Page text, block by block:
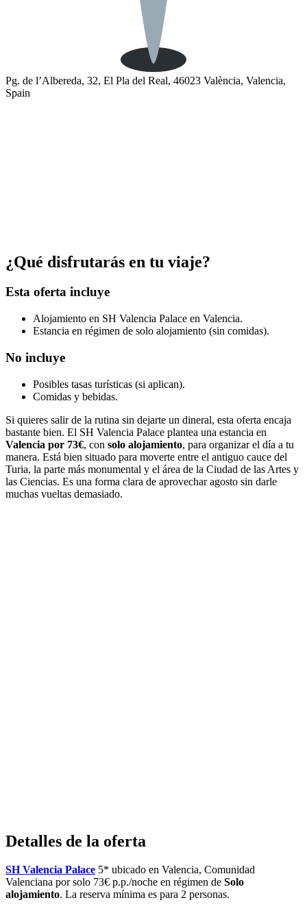
Pg. de l’Albereda, 32, El Pla del Real, 46023 València, Valencia,
Spain
¿Qué disfrutarás en tu viaje?
Esta oferta incluye
Alojamiento en SH Valencia Palace en Valencia.
Estancia en régimen de solo alojamiento (sin comidas).
No incluye
Posibles tasas turísticas (si aplican).
Comidas y bebidas.
Si quieres salir de la rutina sin dejarte un dineral, esta oferta encaja
bastante bien. El SH Valencia Palace plantea una estancia en
Valencia por 73€, con solo alojamiento, para organizar el día a tu
manera. Está bien situado para moverte entre el antiguo cauce del
Turia, la parte más monumental y el área de la Ciudad de las Artes y
las Ciencias. Es una forma clara de aprovechar agosto sin darle
muchas vueltas demasiado.
Detalles de la oferta
SH Valencia Palace 5* ubicado en Valencia, Comunidad
Valenciana por solo 73€ p.p./noche en régimen de Solo
alojamiento. La reserva mínima es para 2 personas.